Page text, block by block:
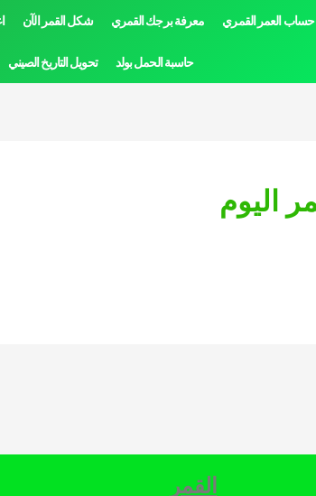
حساب العمر القمري معرفة برجك القمري شكل القمر الآن
حاسبة الحمل بولد تحويل التاريخ الصيني
القمر